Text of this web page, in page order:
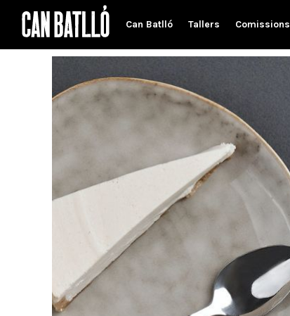
Can Batlló Tallers Comissions